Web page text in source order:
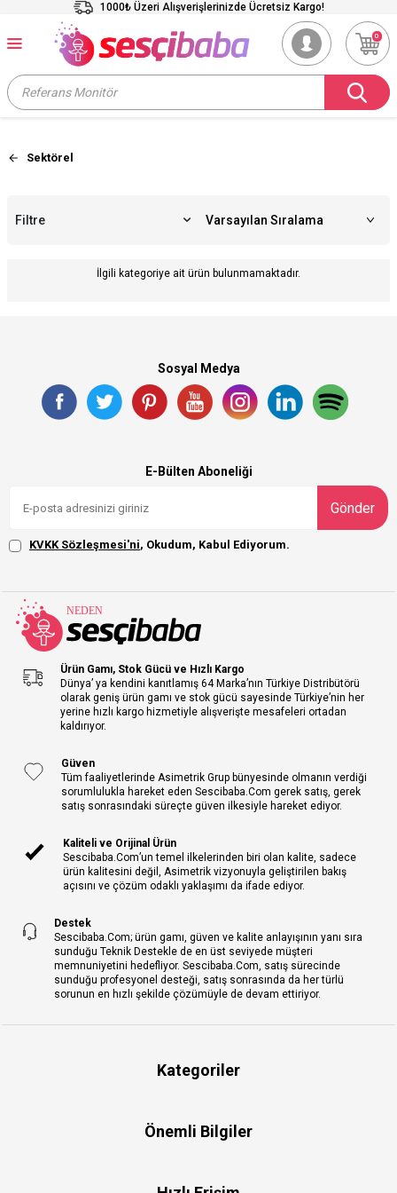
1000₺ Üzeri Alışverişlerinizde Ücretsiz Kargo!
0
Sektörel
Filtre
İlgili kategoriye ait ürün bulunmamaktadır.
Sosyal Medya
E-Bülten Aboneliği
Gönder
KVKK Sözleşmesi'ni, Okudum, Kabul Ediyorum.
Ürün Gamı, Stok Gücü ve Hızlı Kargo
Dünya’ ya kendini kanıtlamış 64 Marka’nın Türkiye Distribütörü
olarak geniş ürün gamı ve stok gücü sayesinde Türkiye’nin her
yerine hızlı kargo hizmetiyle alışverişte mesafeleri ortadan
kaldırıyor.
Güven
Tüm faaliyetlerinde Asimetrik Grup bünyesinde olmanın verdiği
sorumlulukla hareket eden Sescibaba.Com gerek satış, gerek
satış sonrasındaki süreçte güven ilkesiyle hareket ediyor.
Kaliteli ve Orijinal Ürün
Sescibaba.Com’un temel ilkelerinden biri olan kalite, sadece
ürün kalitesini değil, Asimetrik vizyonuyla geliştirilen bakış
açısını ve çözüm odaklı yaklaşımı da ifade ediyor.
Destek
Sescibaba.Com; ürün gamı, güven ve kalite anlayışının yanı sıra
sunduğu Teknik Destekle de en üst seviyede müşteri
memnuniyetini hedefliyor. Sescibaba.Com, satış sürecinde
sunduğu profesyonel desteği, satış sonrasında da her türlü
sorunun en hızlı şekilde çözümüyle de devam ettiriyor.
Kategoriler
Önemli Bilgiler